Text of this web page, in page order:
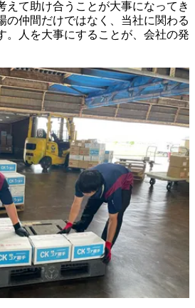
えて助け合うことが大事になってき
の仲間だけではなく、当社に関わる
。人を大事にすることが、会社の発